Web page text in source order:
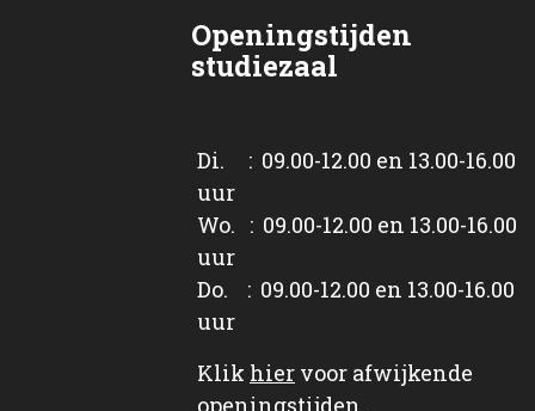
Openingstijden
studiezaal
Di. : 09.00-12.00 en 13.00-16.00
uur
Wo. : 09.00-12.00 en 13.00-16.00
uur
Do. : 09.00-12.00 en 13.00-16.00
uur
Klik hier voor afwijkende
openingstijden.